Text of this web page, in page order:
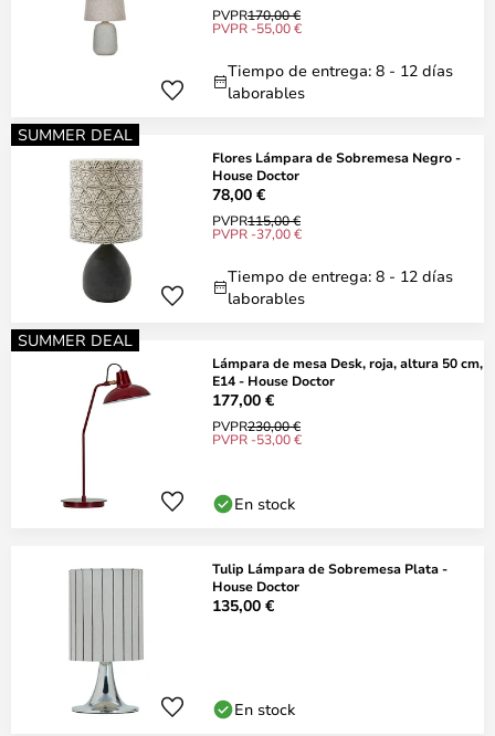
PVPR170,00 €
PVPR -55,00 €
Tiempo de entrega: 8 - 12 días
laborables
SUMMER DEAL
Flores Lámpara de Sobremesa Negro -
House Doctor
78,00 €
PVPR115,00 €
PVPR -37,00 €
Tiempo de entrega: 8 - 12 días
laborables
SUMMER DEAL
Lámpara de mesa Desk, roja, altura 50 cm,
E14 - House Doctor
177,00 €
PVPR230,00 €
PVPR -53,00 €
En stock
Tulip Lámpara de Sobremesa Plata -
House Doctor
135,00 €
En stock